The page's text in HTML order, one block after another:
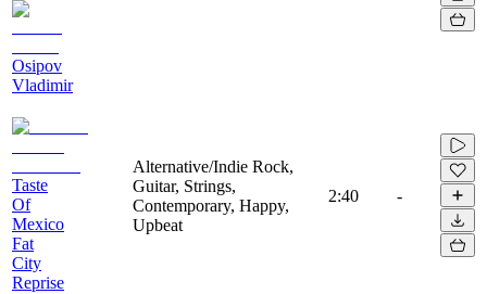
Osipov
Vladimir
Taste
Of
Mexico
Fat
City
Reprise
Alternative/Indie Rock,
Guitar, Strings,
Contemporary, Happy,
Upbeat
2:40 -